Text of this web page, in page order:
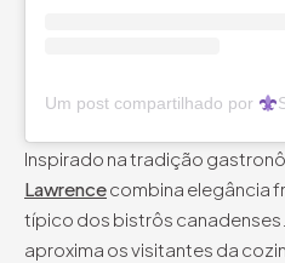
Um post compartilhado por
Inspirado na tradição
Lawrencecombina elegância
típico dos bistrôs
aproxima os visitantes da